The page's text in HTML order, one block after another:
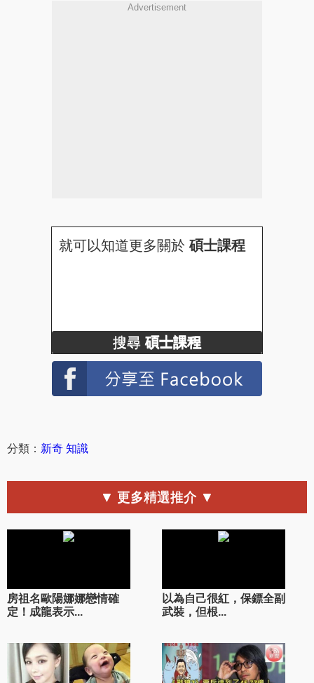
Advertisement
就可以知道更多關於 碩士課程
搜尋碩士課程
分類： 新奇 知識
▼ 更多精選推介 ▼
房祖名歐陽娜娜戀情確
定！成龍表示...
以為自己很紅，保鏢全副
武裝，但根...